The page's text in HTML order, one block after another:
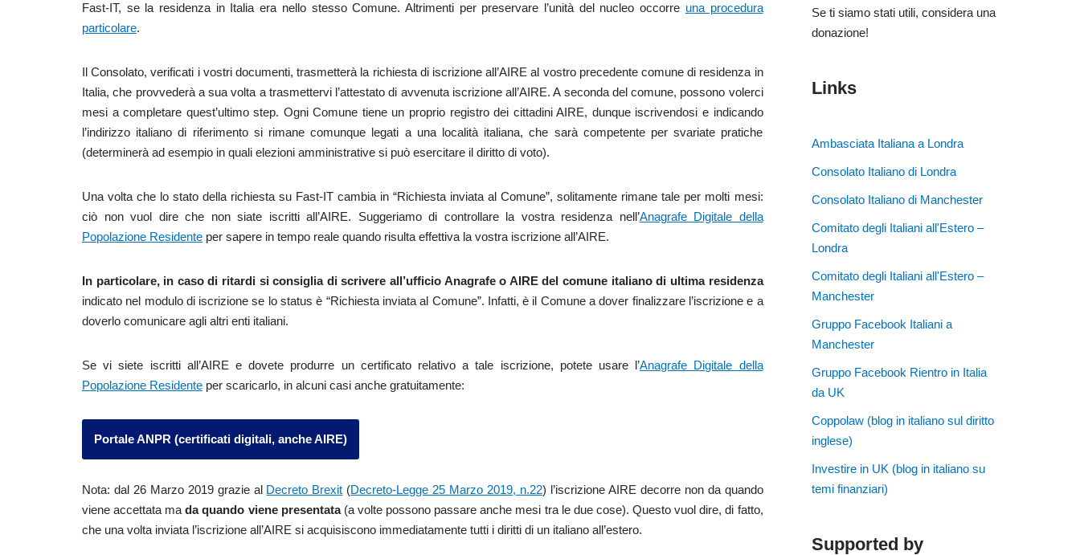
Fast-IT, se la residenza in Italia era nello stesso Comune. Altrimenti per preservare l’unità del nucleo occorre una procedura
particolare.
Il Consolato, verificati i vostri documenti, trasmetterà la richiesta di iscrizione all’AIRE al vostro precedente comune di residenza in
Italia, che provvederà a sua volta a trasmettervi l’attestato di avvenuta iscrizione all’AIRE. A seconda del comune, possono volerci
mesi a completare quest’ultimo step. Ogni Comune tiene un proprio registro dei cittadini AIRE, dunque iscrivendosi e indicando
l’indirizzo italiano di riferimento si rimane comunque legati a una località italiana, che sarà competente per svariate pratiche
(determinerà ad esempio in quali elezioni amministrative si può esercitare il diritto di voto).
Una volta che lo stato della richiesta su Fast-IT cambia in “Richiesta inviata al Comune”, solitamente rimane tale per molti mesi:
ciò non vuol dire che non siate iscritti all’AIRE. Suggeriamo di controllare la vostra residenza nell’Anagrafe Digitale della
Popolazione Residente per sapere in tempo reale quando risulta effettiva la vostra iscrizione all’AIRE.
In particolare, in caso di ritardi si consiglia di scrivere all’ufficio Anagrafe o AIRE del comune italiano di ultima residenza
indicato nel modulo di iscrizione se lo status è “Richiesta inviata al Comune”. Infatti, è il Comune a dover finalizzare l’iscrizione e a
doverlo comunicare agli altri enti italiani.
Se vi siete iscritti all’AIRE e dovete produrre un certificato relativo a tale iscrizione, potete usare l’Anagrafe Digitale della
Popolazione Residente per scaricarlo, in alcuni casi anche gratuitamente:
Portale ANPR (certificati digitali, anche AIRE)
Nota: dal 26 Marzo 2019 grazie al Decreto Brexit (Decreto-Legge 25 Marzo 2019, n.22) l’iscrizione AIRE decorre non da quando
viene accettata mada quando viene presentata (a volte possono passare anche mesi tra le due cose). Questo vuol dire, di fatto,
che una volta inviata l’iscrizione all’AIRE si acquisiscono immediatamente tutti i diritti di un italiano all’estero.
Se ti siamo stati utili, considera una
donazione!
Links
Ambasciata Italiana a Londra
Consolato Italiano di Londra
Consolato Italiano di Manchester
Comitato degli Italiani all'Estero –
Londra
Comitato degli Italiani all'Estero –
Manchester
Gruppo Facebook Italiani a
Manchester
Gruppo Facebook Rientro in Italia
da UK
Coppolaw (blog in italiano sul diritto
inglese)
Investire in UK (blog in italiano su
temi finanziari)
Supported by